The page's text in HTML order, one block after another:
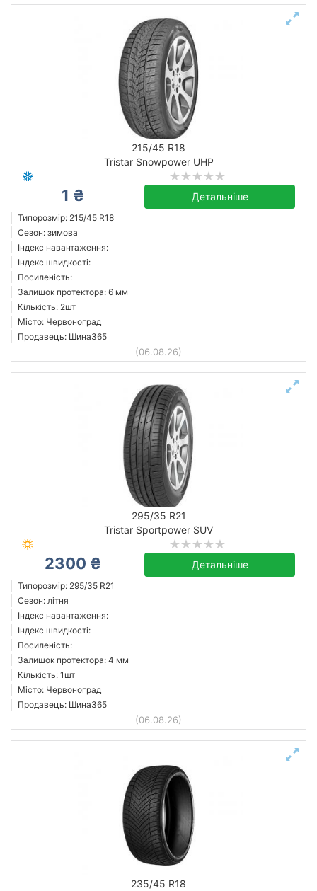
215/45 R18
Tristar Snowpower UHP
1 ₴ Детальніше
Типорозмір: 215/45 R18
Сезон: зимова
Індекс навантаження:
Індекс швидкості:
Посиленість:
Залишок протектора: 6 мм
Кількість: 2шт
Місто: Червоноград
Продавець: Шина365
(06.08.26)
295/35 R21
Tristar Sportpower SUV
2300 ₴ Детальніше
Типорозмір: 295/35 R21
Сезон: літня
Індекс навантаження:
Індекс швидкості:
Посиленість:
Залишок протектора: 4 мм
Кількість: 1шт
Місто: Червоноград
Продавець: Шина365
(06.08.26)
235/45 R18